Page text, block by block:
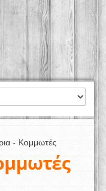
- Κομμωτές